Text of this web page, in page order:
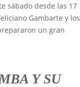
sábado desde las 17
Gambarte y los
un gran
Y SU